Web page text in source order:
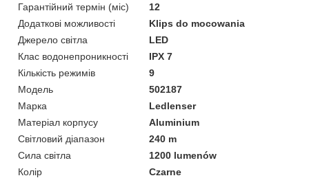
Гарантійний термін (міс)
12
Додаткові можливості
Klips do mocowania
Джерело світла
LED
Клас водонепроникності
IPX 7
Кількість режимів
9
Мoдель
502187
Марка
Ledlenser
Матеріал корпусу
Aluminium
Світловий діапазон
240 m
Сила світла
1200 lumenów
Колір
Czarne